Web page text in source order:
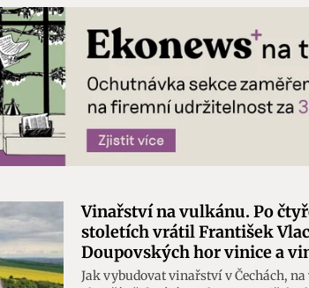
Vinařství na vulkánu. Po
stoletích vrátil František
Doupovských hor vinice a
Jak vybudovat vinařství v Čechách,